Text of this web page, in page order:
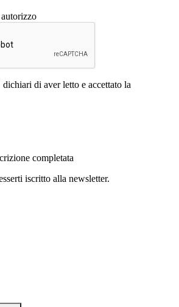
di aver letto e accettato la
completata
iscritto alla newsletter.